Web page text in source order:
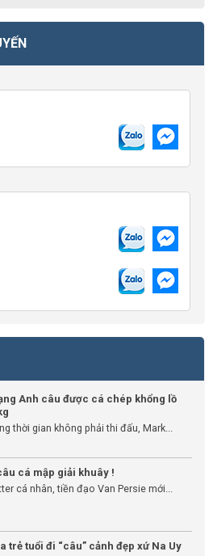
Anh câu được cá chép khổng lồ
thời gian không phải thi đấu, Mark...
cá mập giải khuây !
cá nhân, tiền đạo Van Persie mới...
trẻ tuổi đi “câu” cảnh đẹp xứ Na Uy